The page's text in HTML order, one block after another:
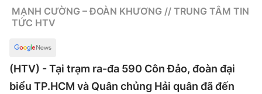
MẠNH CƯỜNG – ĐOÀN KHƯƠNG // TRUNG TÂM TIN
TỨC HTV
(HTV) - Tại trạm ra-đa 590 Côn Đảo, đoàn đại
biểu TP.HCM và Quân chủng Hải quân đã đến